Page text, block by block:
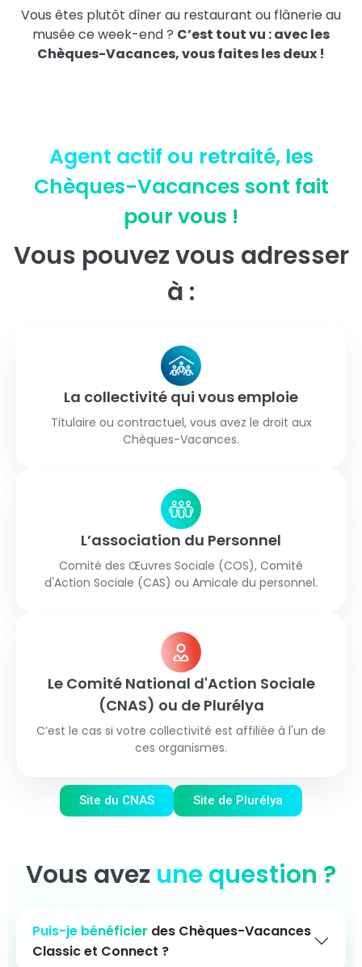
Vous êtes plutôt dîner au restaurant ou flânerie au
musée ce week-end ? C’est tout vu : avec les
Chèques-Vacances, vous faites les deux !
Agent actif ou retraité, les
Chèques-Vacances sont fait
pour vous !
Vous pouvez vous adresser
à :
La collectivité qui vous emploie
Titulaire ou contractuel, vous avez le droit aux
Chèques-Vacances.
L’association du Personnel
Comité des Œuvres Sociale (COS), Comité
d'Action Sociale (CAS) ou Amicale du personnel.
Le Comité National d'Action Sociale
(CNAS) ou de Plurélya
C’est le cas si votre collectivité est affiliée à l'un de
ces organismes.
Site du CNAS Site de Plurélya
Vous avez une question ?
Puis-je bénéficier des Chèques-Vacances
Classic et Connect ?